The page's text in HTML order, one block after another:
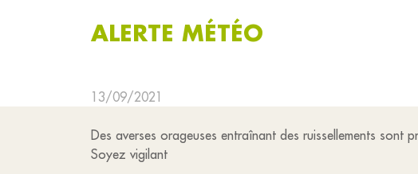
ALERTE MÉTÉO
13/09/2021
Des averses orageuses entraînant des ruissellements sont
Soyez vigilant